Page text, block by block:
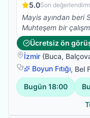
5.0Son
Mayis ayından beri
Muhteşem bir
hemde profesyonel
kesinlikle fizik
herkese tavsiye
Ücretsiz ön
İzmir (Buca,
Boyun Fıtığı, Bel
Bugün 18:00